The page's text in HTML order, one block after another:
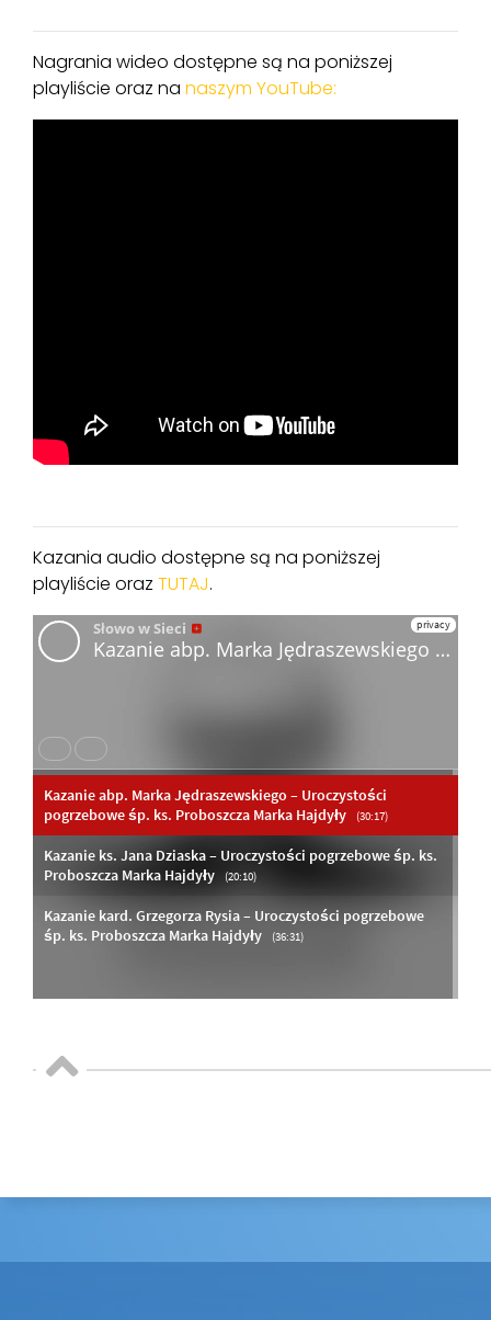
Nagrania wideo dostępne są na poniższej
playliście oraz na naszym YouTube:
Kazania audio dostępne są na poniższej
playliście oraz TUTAJ.